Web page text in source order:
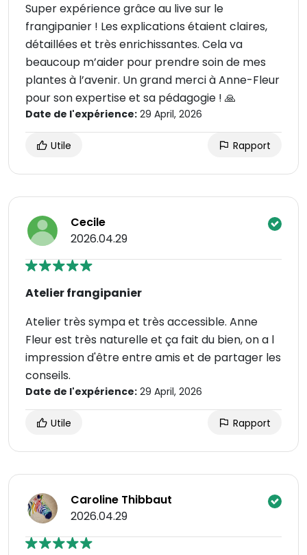
Super expérience grâce au live sur le
frangipanier ! Les explications étaient claires,
détaillées et très enrichissantes. Cela va
beaucoup m’aider pour prendre soin de mes
plantes à l’avenir. Un grand merci à Anne-Fleur
pour son expertise et sa pédagogie ! 🙏
Date de l'expérience: 29 April, 2026
Utile Rapport
Cecile
2026.04.29
Atelier frangipanier
Atelier très sympa et très accessible. Anne
Fleur est très naturelle et ça fait du bien, on a l
impression d'être entre amis et de partager les
conseils.
Date de l'expérience: 29 April, 2026
Utile Rapport
Caroline Thibbaut
2026.04.29